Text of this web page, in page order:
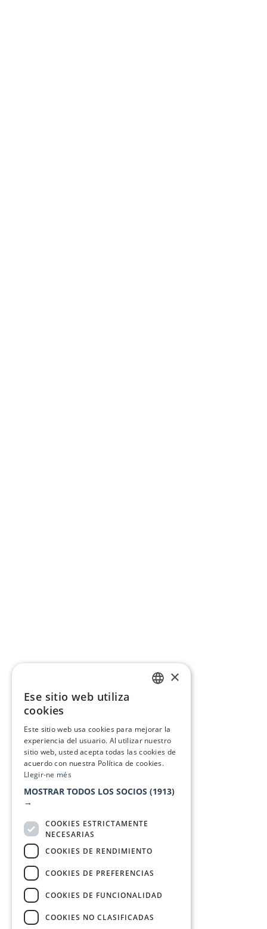
×
Ese sitio web utiliza
cookies
Este sitio web usa cookies para mejorar la
experiencia del usuario. Al utilizar nuestro
sitio web, usted acepta todas las cookies de
acuerdo con nuestra Política de cookies.
Llegir-ne més
MOSTRAR TODOS LOS SOCIOS (1913)
→
COOKIES ESTRICTAMENTE
NECESARIAS
COOKIES DE RENDIMIENTO
COOKIES DE PREFERENCIAS
COOKIES DE FUNCIONALIDAD
COOKIES NO CLASIFICADAS